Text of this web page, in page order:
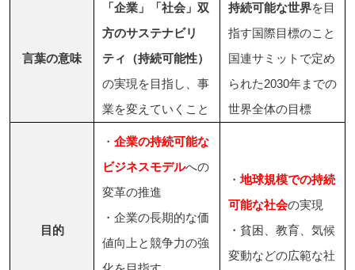
言葉の意味
「企業」「社会」双
方のサステナビリ
ティ（持続可能性）
の実現を目指し、事
業を変えていくこと
持続可能な世界を目
指す国際目標のこと
国連サミットで定め
られた2030年までの
世界全体の目標
目的
・ 企業の持続可能な
ビジネスモデルへの
変革の推進
・企業の長期的な価
値向上と競争力の強
・地球規模での持続
可能な社会の実現
・貧困、教育、気候
変動などの広範な社